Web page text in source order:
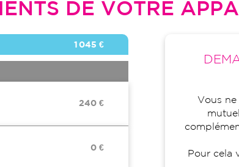
DE VOTRE
1 045 €
240 €
0 €
Vous
Pour cela